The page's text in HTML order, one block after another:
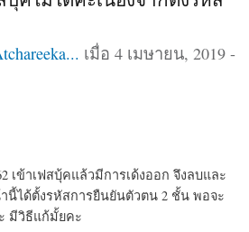
เมื่อ 4 เมษายน, 2019 -
เข้าเฟสบุ้คแล้วมีการเด้งออก จึงลบและ
ได้ตั้งรหัสการยืนยันตัวตน 2 ชั้น พอจะ
มีวิธีแก้มั้ยคะ